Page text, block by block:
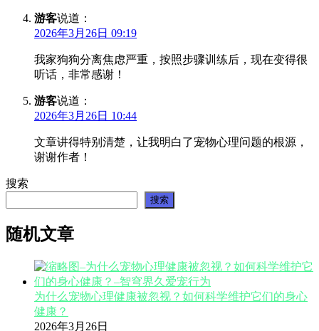
游客说道：
2026年3月26日 09:19
我家狗狗分离焦虑严重，按照步骤训练后，现在变得很
听话，非常感谢！
游客说道：
2026年3月26日 10:44
文章讲得特别清楚，让我明白了宠物心理问题的根源，
谢谢作者！
搜索
搜索
随机文章
为什么宠物心理健康被忽视？如何科学维护它们的身心
健康？
2026年3月26日